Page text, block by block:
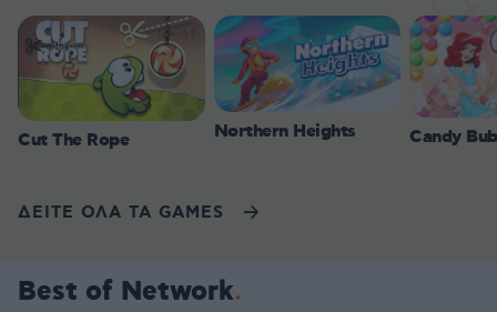
Cut The Rope Northern Heights Candy
ΔΕΙΤΕ ΟΛΑ ΤΑ GAMES
Best of Network